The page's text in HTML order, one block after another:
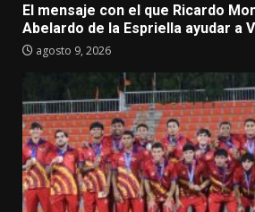
El mensaje con el que Ricardo
Abelardo de la Espriella ayudar a
agosto 9, 2026